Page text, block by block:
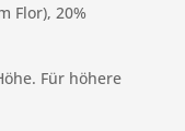
Flor), 20%
Für höhere